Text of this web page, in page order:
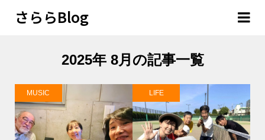
さららBlog
2025年 8月の記事一覧
MUSIC LIFE